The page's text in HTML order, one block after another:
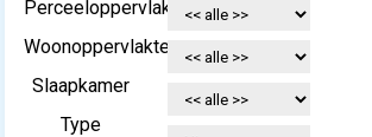
Perceeloppervlakte
Woonoppervlakte
Slaapkamer
Type